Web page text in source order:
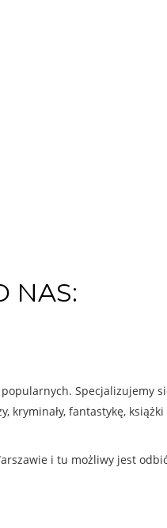
NAS:
Specjalizujemy
fantastykę,
i tu możliwy jest